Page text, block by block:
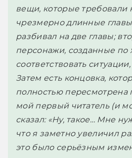
вещи, которые требовали
чрезмерно длинные
разбивал на две главы;
персонажи, созданные по
соответствовать
Затем есть концовка,
полностью пересмотрена
мой первый читатель (и
сказал: «Ну, такое… Мне
что я заметно увеличил
это было серьёзным